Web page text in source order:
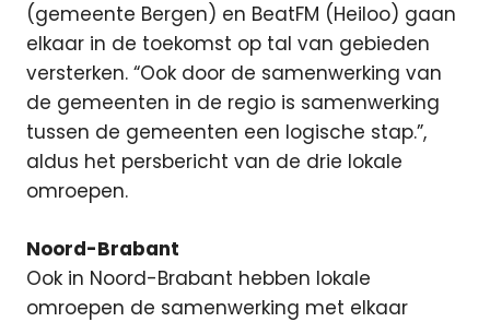
(gemeente Bergen) en BeatFM (Heiloo) gaan
elkaar in de toekomst op tal van gebieden
versterken. “Ook door de samenwerking van
de gemeenten in de regio is samenwerking
tussen de gemeenten een logische stap.”,
aldus het persbericht van de drie lokale
omroepen.
Noord-Brabant
Ook in Noord-Brabant hebben lokale
omroepen de samenwerking met elkaar